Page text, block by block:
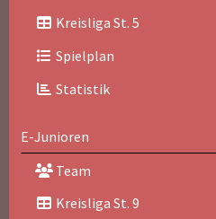
Kreisliga St. 5
Spielplan
Statistik
E-Junioren
Team
Kreisliga St. 9